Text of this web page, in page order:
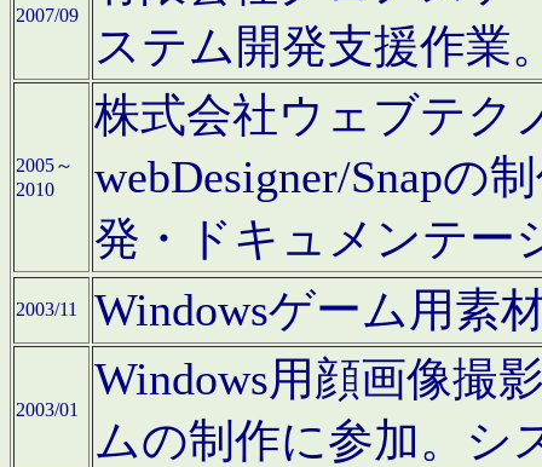
2007/09
ステム開発支援作業
2005～
2010
株式会社ウェブテク
webDesigner/Snapの
発・ドキュメンテー
2003/11 Windowsゲーム用素
2003/01
Windows用顔画像撮
ムの制作に参加。シ